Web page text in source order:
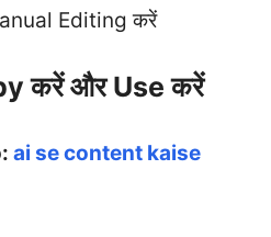
Editing करें
करें और Use करें
ai se content kaise